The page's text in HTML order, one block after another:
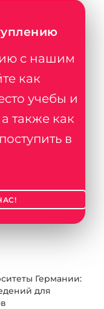
с нашим
как
учебы и
также как
в
Германии:
для